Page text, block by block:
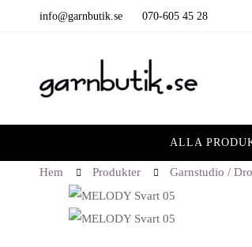
info@garnbutik.se 070-605 45 28
ALLA
Hem Produkter Garnstudio /